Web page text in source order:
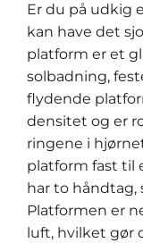
Er du på udkig
kan have det
platform er et
solbadning,
flydende
densitet og er
ringene i
platform fast til
har to håndtag,
Platformen er
luft, hvilket gør